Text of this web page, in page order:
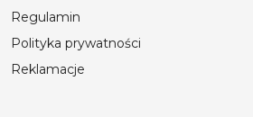
Regulamin
Polityka prywatności
Reklamacje